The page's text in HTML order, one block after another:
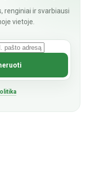
renginiai ir svarbiausi
vietoje.